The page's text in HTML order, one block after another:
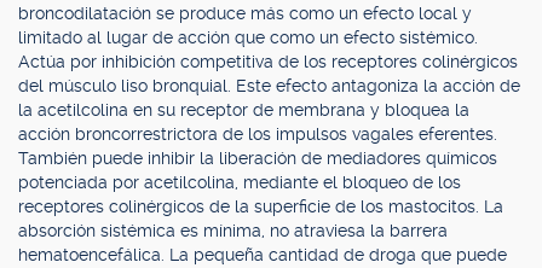
broncodilatación se produce más como un efecto local y
limitado al lugar de acción que como un efecto sistémico.
Actúa por inhibición competitiva de los receptores colinérgicos
del músculo liso bronquial. Este efecto antagoniza la acción de
la acetilcolina en su receptor de membrana y bloquea la
acción broncorrestrictora de los impulsos vagales eferentes.
También puede inhibir la liberación de mediadores químicos
potenciada por acetilcolina, mediante el bloqueo de los
receptores colinérgicos de la superficie de los mastocitos. La
absorción sistémica es mínima, no atraviesa la barrera
hematoencefálica. La pequeña cantidad de droga que puede